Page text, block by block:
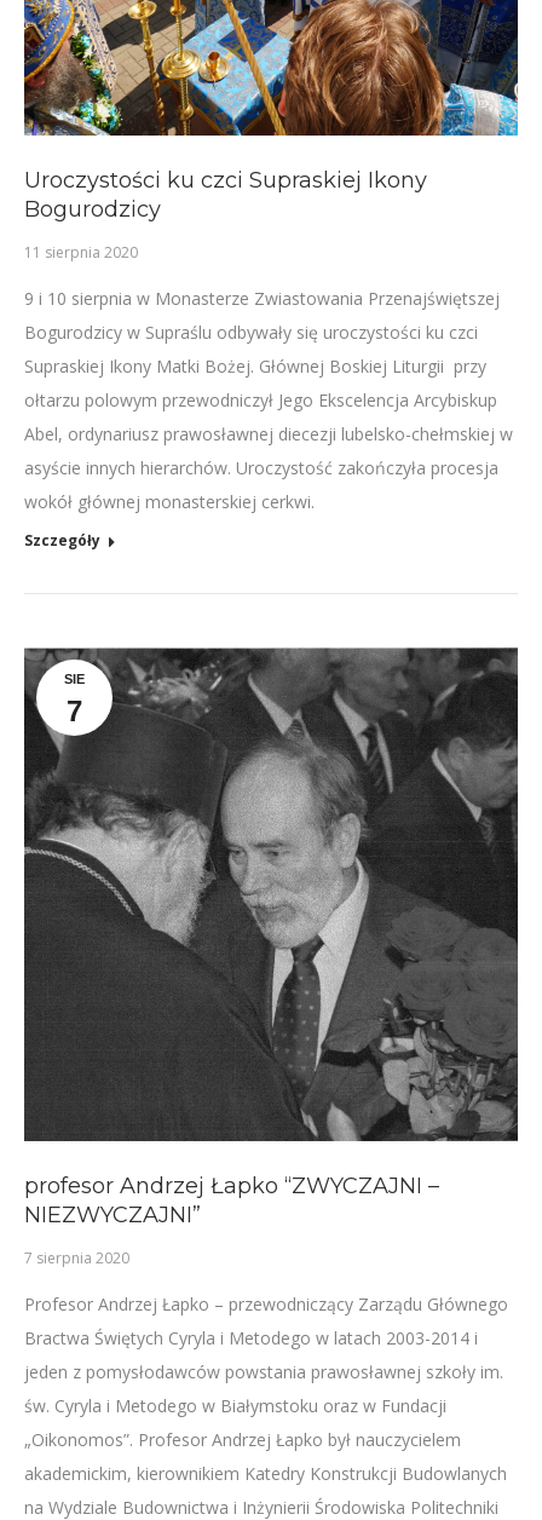
Uroczystości ku czci Supraskiej Ikony
Bogurodzicy
11 sierpnia 2020
9 i 10 sierpnia w Monasterze Zwiastowania Przenajświętszej
Bogurodzicy w Supraślu odbywały się uroczystości ku czci
Supraskiej Ikony Matki Bożej. Głównej Boskiej Liturgii przy
ołtarzu polowym przewodniczył Jego Ekscelencja Arcybiskup
Abel, ordynariusz prawosławnej diecezji lubelsko-chełmskiej w
asyście innych hierarchów. Uroczystość zakończyła procesja
wokół głównej monasterskiej cerkwi.
Szczegóły
SIE
7
profesor Andrzej Łapko “ZWYCZAJNI –
NIEZWYCZAJNI”
7 sierpnia 2020
Profesor Andrzej Łapko – przewodniczący Zarządu Głównego
Bractwa Świętych Cyryla i Metodego w latach 2003-2014 i
jeden z pomysłodawców powstania prawosławnej szkoły im.
św. Cyryla i Metodego w Białymstoku oraz w Fundacji
„Oikonomos”. Profesor Andrzej Łapko był nauczycielem
akademickim, kierownikiem Katedry Konstrukcji Budowlanych
na Wydziale Budownictwa i Inżynierii Środowiska Politechniki